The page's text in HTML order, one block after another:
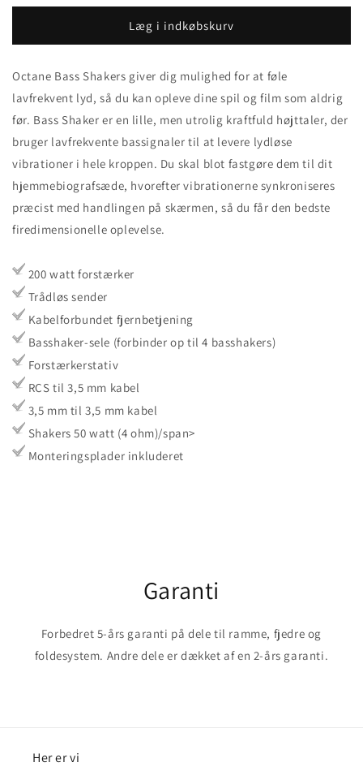
for
Buttkicker
for
Shaker
Buttkicker
Læg i indkøbskurv
Octane Bass Shakers giver dig mulighed for at føle
lavfrekvent lyd, så du kan opleve dine spil og film som aldrig
før. Bass Shaker er en lille, men utrolig kraftfuld højttaler, der
bruger lavfrekvente bassignaler til at levere lydløse
vibrationer i hele kroppen. Du skal blot fastgøre dem til dit
hjemmebiografsæde, hvorefter vibrationerne synkroniseres
præcist med handlingen på skærmen, så du får den bedste
firedimensionelle oplevelse.
200 watt forstærker
Trådløs sender
Kabelforbundet fjernbetjening
Basshaker-sele (forbinder op til 4 basshakers)
Forstærkerstativ
RCS til 3,5 mm kabel
3,5 mm til 3,5 mm kabel
Shakers 50 watt (4 ohm)/span>
Monteringsplader inkluderet
Garanti
Forbedret 5-års garanti på dele til ramme, fjedre og
foldesystem. Andre dele er dækket af en 2-års garanti.
Her er vi